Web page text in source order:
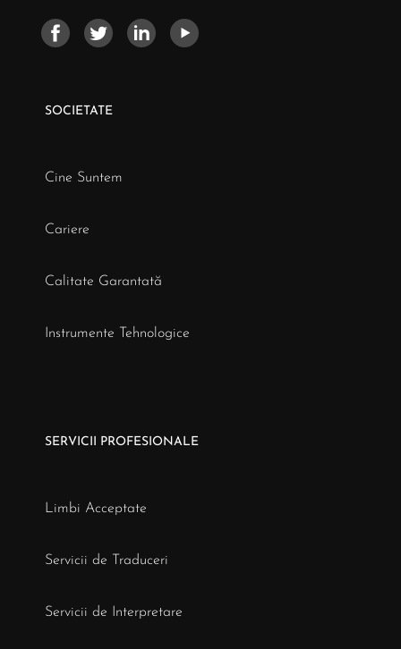
SOCIETATE
Cine Suntem
Cariere
Calitate Garantată
Instrumente Tehnologice
SERVICII PROFESIONALE
Limbi Acceptate
Servicii de Traduceri
Servicii de Interpretare